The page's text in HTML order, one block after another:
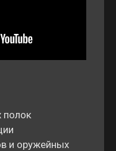
и оружейных